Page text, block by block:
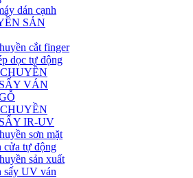
dán cạnh
SẢN
cắt finger
dọc tự động
VÁN
IR-UV
sơn mặt
cửa tự động
sản xuất
sấy UV ván